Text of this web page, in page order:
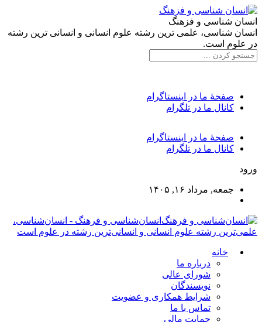
انسان شناسی و فزهنگ
انسان شناسی، علمی ترین رشته علوم انسانی و انسانی ترین رشته
در علوم است.
صفحۀ ما در اینستاگرام
کانال ما در تلگرام
صفحۀ ما در اینستاگرام
کانال ما در تلگرام
ورود
جمعه, مرداد ۱۶, ۱۴۰۵
انسان‌شناسی و فرهنگ - انسان‌شناسی،
علمی‌ترین رشته علوم انسانی و انسانی‌ترین رشته در علوم است
خانه
درباره ما
شورای عالی
نویسندگان
شرایط همکاری و عضویت
تماس با ما
حمایت مالی